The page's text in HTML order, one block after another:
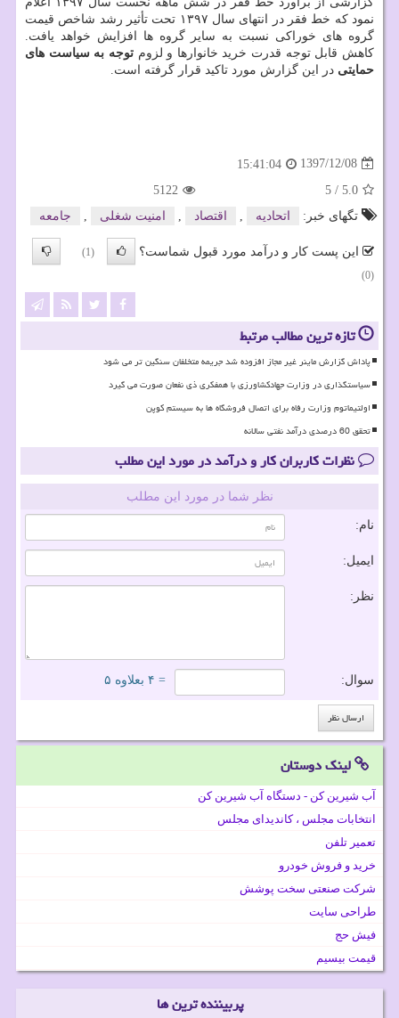
نمود كه خط فقر در انتهای سال ۱۳۹۷ تحت تأثیر رشد شاخص قیمت
گروه های خوراكی نسبت به سایر گروه ها افزایش خواهد یافت.
كاهش قابل توجه قدرت خرید خانوارها و لزوم توجه به سیاست های
حمایتی در این گزارش مورد تاكید قرار گرفته است.
1397/12/08
15:41:04
5.0
/
5
5122
تگهای خبر:
اتحادیه , اقتصاد , امنیت شغلی , جامعه
این پست کار و درآمد مورد قبول شماست؟
(1)
(0)
تازه ترین مطالب مرتبط
پاداش گزارش ماینر غیر مجاز افزوده شد جریمه متخلفان سنگین تر می شود
سیاستگذاری در وزارت جهادکشاورزی با همفکری ذی نفعان صورت می گیرد
اولتیماتوم وزارت رفاه برای اتصال فروشگاه ها به سیستم کوپن
تحقق 60 درصدی درآمد نفتی سالانه
نظرات کاربران کار و درآمد در مورد این مطلب
نظر شما در مورد این مطلب
نام:
ایمیل:
نظر:
سوال: = ۴ بعلاوه ۵
لینک دوستان
آب شیرین کن - دستگاه آب شیرین کن
انتخابات مجلس ، کاندیدای مجلس
تعمیر تلفن
خرید و فروش خودرو
شرکت صنعتی سخت پوشش
طراحی سایت
فیش حج
قیمت بیسیم
پربیننده ترین ها